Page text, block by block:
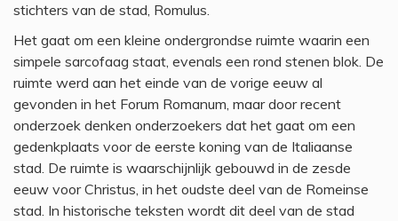
stichters van de stad, Romulus.
Het gaat om een kleine ondergrondse ruimte waarin een
simpele sarcofaag staat, evenals een rond stenen blok. De
ruimte werd aan het einde van de vorige eeuw al
gevonden in het Forum Romanum, maar door recent
onderzoek denken onderzoekers dat het gaat om een
gedenkplaats voor de eerste koning van de Italiaanse
stad. De ruimte is waarschijnlijk gebouwd in de zesde
eeuw voor Christus, in het oudste deel van de Romeinse
stad. In historische teksten wordt dit deel van de stad